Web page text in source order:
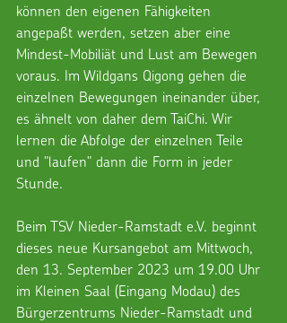
können den eigenen Fähigkeiten
angepaßt werden, setzen aber eine
Mindest-Mobiliät und Lust am Bewegen
voraus. Im Wildgans Qigong gehen die
einzelnen Bewegungen ineinander über,
es ähnelt von daher dem TaiChi. Wir
lernen die Abfolge der einzelnen Teile
und "laufen" dann die Form in jeder
Stunde.
Beim TSV Nieder-Ramstadt e.V. beginnt
dieses neue Kursangebot am Mittwoch,
den 13. September 2023 um 19.00 Uhr
im Kleinen Saal (Eingang Modau) des
Bürgerzentrums Nieder-Ramstadt und